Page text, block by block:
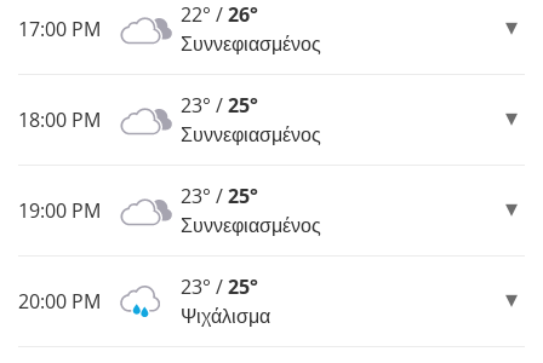
17:00 PM
22° /26°
Συννεφιασμένος
18:00 PM
23° /25°
Συννεφιασμένος
19:00 PM
23° /25°
Συννεφιασμένος
20:00 PM
23° /25°
Ψιχάλισμα